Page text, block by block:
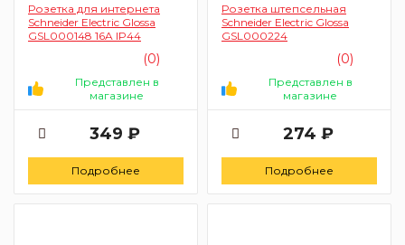
Розетка для интернета
Schneider Electric Glossa
GSL000148 16A IP44
(0)
Представлен в
магазине
349 ₽
Подробнее
Розетка штепсельная
Schneider Electric Glossa
GSL000224
(0)
Представлен в
магазине
274 ₽
Подробнее